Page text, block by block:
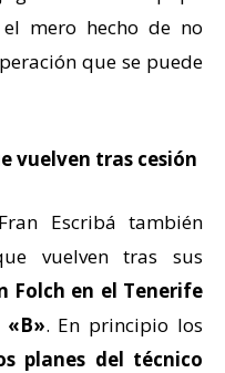
mero hecho de no
que se puede
vuelven tras cesión
Escribá también
vuelven tras sus
Folch en el Tenerife
. En principio los
planes del técnico